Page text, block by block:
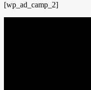
[wp_ad_camp_2]